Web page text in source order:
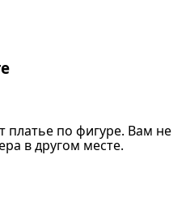
платье по фигуре. Вам не
в другом месте.